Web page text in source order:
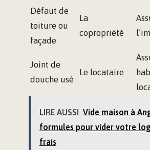
Défaut de
toiture ou
façade
La
copropriété
Joint de
douche usé
Le locataire
LIRE AUSSI Vide maison à
formules pour vider votre
frais